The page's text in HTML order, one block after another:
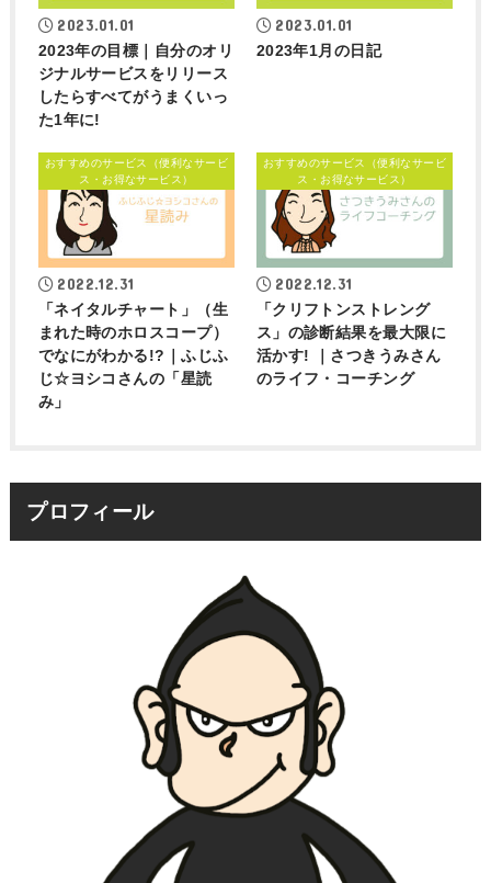
2023.01.01
2023年の目標｜自分のオリ
ジナルサービスをリリース
したらすべてがうまくいっ
た1年に!
2023.01.01
2023年1月の日記
おすすめのサービス（便利なサービ
ス・お得なサービス）
2022.12.31
「ネイタルチャート」（生
まれた時のホロスコープ）
でなにがわかる!?｜ふじふ
じ☆ヨシコさんの「星読
み」
おすすめのサービス（便利なサービ
ス・お得なサービス）
2022.12.31
「クリフトンストレング
ス」の診断結果を最大限に
活かす! ｜さつきうみさん
のライフ・コーチング
プロフィール